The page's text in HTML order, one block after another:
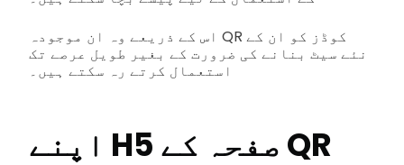
اس کے ذریعے وہ ان موجودہ QR کوڈز کو ان کے
نئے سیٹ بنانے کی ضرورت کے بغیر طویل عرصے تک
استعمال کرتے رہ سکتے ہیں۔
اپنے H5 صفحہ کے QR